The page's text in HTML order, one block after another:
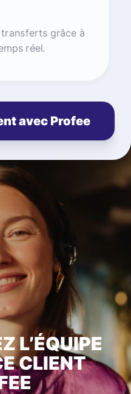
grâce à
réel.
avec Profee
L’ÉQUIPE
CLIENT